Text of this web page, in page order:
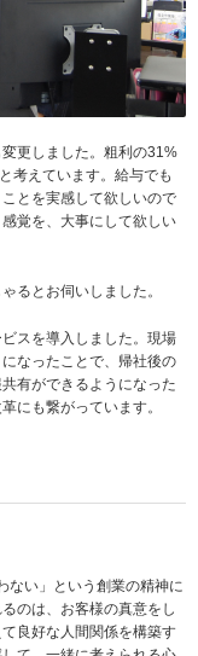
更しました。粗利の31%
考えています。給与でも
とを実感して欲しいので
覚を、大事にして欲しい
るとお伺いしました。
スを導入しました。現場
なったことで、帰社後の
有ができるようになった
にも繋がっています。
ない」という創業の精神に
のは、お客様の真意をし
良好な人間関係を構築す